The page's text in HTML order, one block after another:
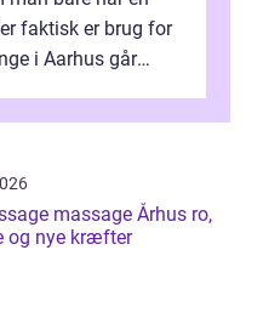
faktisk er brug for
i Aarhus går
massage Århus ro,
og nye kræfter